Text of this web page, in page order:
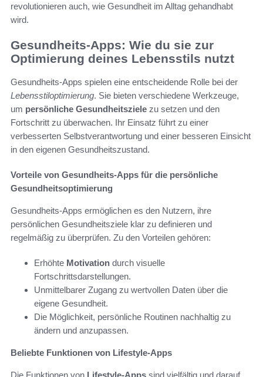
revolutionieren auch, wie Gesundheit im Alltag gehandhabt
wird.
Gesundheits-Apps: Wie du sie zur
Optimierung deines Lebensstils nutzt
Gesundheits-Apps spielen eine entscheidende Rolle bei der
Lebensstiloptimierung. Sie bieten verschiedene Werkzeuge,
um persönliche Gesundheitsziele zu setzen und den
Fortschritt zu überwachen. Ihr Einsatz führt zu einer
verbesserten Selbstverantwortung und einer besseren Einsicht
in den eigenen Gesundheitszustand.
Vorteile von Gesundheits-Apps für die persönliche
Gesundheitsoptimierung
Gesundheits-Apps ermöglichen es den Nutzern, ihre
persönlichen Gesundheitsziele klar zu definieren und
regelmäßig zu überprüfen. Zu den Vorteilen gehören:
Erhöhte Motivation durch visuelle
Fortschrittsdarstellungen.
Unmittelbarer Zugang zu wertvollen Daten über die
eigene Gesundheit.
Die Möglichkeit, persönliche Routinen nachhaltig zu
ändern und anzupassen.
Beliebte Funktionen von Lifestyle-Apps